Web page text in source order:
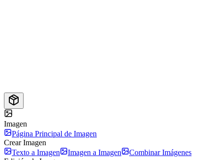
Imagen
Página Principal de Imagen
Crear Imagen
Texto a Imagen
Imagen a Imagen
Combinar Imágenes